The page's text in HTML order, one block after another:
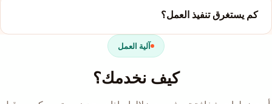
كم يستغرق تنفيذ العمل؟
آلية العمل
كيف نخدمك؟